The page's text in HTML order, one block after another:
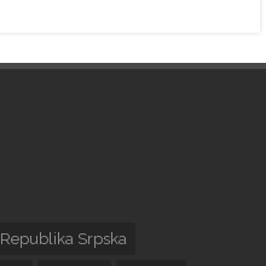
Republika Srpska